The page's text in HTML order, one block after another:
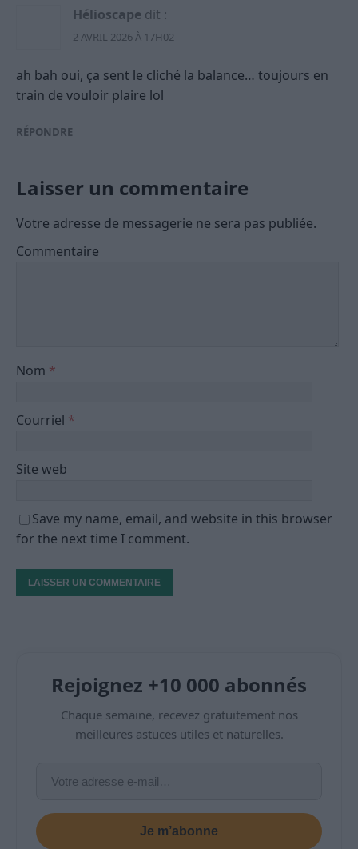
Hélioscape dit :
2 AVRIL 2026 À 17H02
ah bah oui, ça sent le cliché la balance… toujours en
train de vouloir plaire lol
RÉPONDRE
Laisser un commentaire
Votre adresse de messagerie ne sera pas publiée.
Commentaire
Nom *
Courriel *
Site web
Save my name, email, and website in this browser
for the next time I comment.
Rejoignez +10 000 abonnés
Chaque semaine, recevez gratuitement nos
meilleures astuces utiles et naturelles.
Je m’abonne